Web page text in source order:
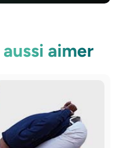
aussi aimer